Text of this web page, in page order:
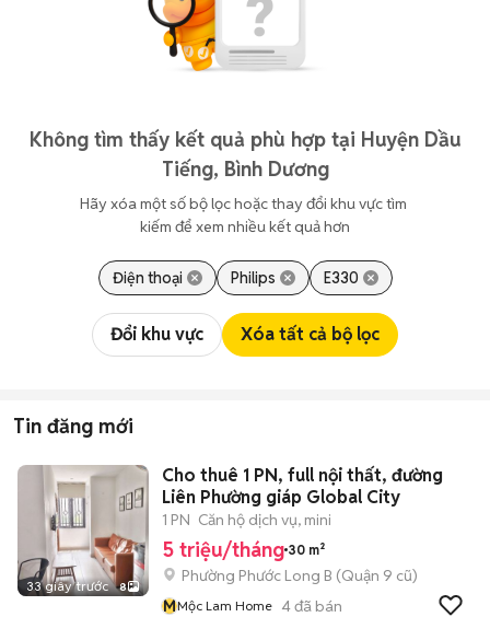
Không tìm thấy kết quả phù hợp tại Huyện Dầu
Tiếng, Bình Dương
Hãy xóa một số bộ lọc hoặc thay đổi khu vực tìm
kiếm để xem nhiều kết quả hơn
Điện thoại Philips E330
Đổi khu vực Xóa tất cả bộ lọc
Tin đăng mới
33 giây trước 8
Cho thuê 1 PN, full nội thất, đường
Liên Phường giáp Global City
1 PN Căn hộ dịch vụ, mini
5 triệu/tháng 30 m²
Phường Phước Long B (Quận 9 cũ)
MMộc Lam Home 4đã bán